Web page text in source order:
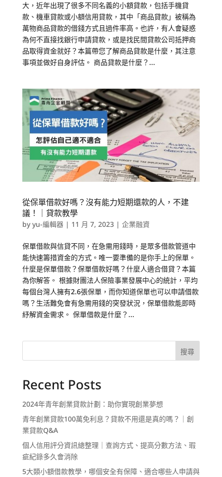
大，近年出現了很多不同名義的小額貸款，包括手機貸
款、機車貸款或小額信用貸款，其中「商品貸款」被稱為
萬物商品貸款的借錢方式且過件率高。也許，有人會疑惑
為何不直接找銀行申請貸款，或是找民間貸款公司抵押商
品取得資金就好？本篇帶您了解商品貸款是什麼，其注意
事項並做好自身評估。 商品貸款是什麼？...
從保單借款好嗎？沒有能力短期還款的人，不建
議！｜貸款教學
byyu-編輯器| 11 月 7, 2023| 企業融資
保單借款與信貸不同，在急需用錢時，是眾多借款管道中
能快速籌措資金的方式。唯一要準備的是你手上的保單。
什麼是保單借款？保單借款好嗎？什麼人適合借貸？本篇
為你解答。 根據財團法人保險事業發展中心的統計，平均
每個台灣人擁有2.6張保單，而你知道保單也可以申請借款
嗎？生活難免會有急需用錢的突發狀況，保單借款能即時
紓解資金需求。 保單借款是什麼？...
搜尋
Recent Posts
2024年青年創業貸款計劃：助你實現創業夢想
青年創業貸款100萬免利息？貸款不用還是真的嗎？｜創
業貸款Q&A
個人信用評分資訊總整理｜查詢方式、提高分數方法、瑕
疵紀錄多久會消除
5大類小額借款教學，哪個安全有保障、適合哪些人申請與